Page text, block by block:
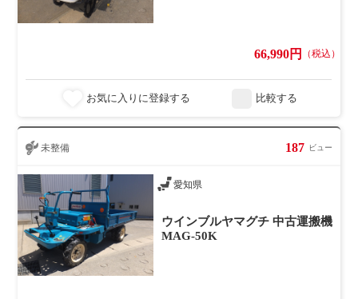
66,990円 （税込）
お気に入りに登録する 比較する
未整備 187 ビュー
愛知県
ウインブルヤマグチ 中古運搬機
MAG-50K